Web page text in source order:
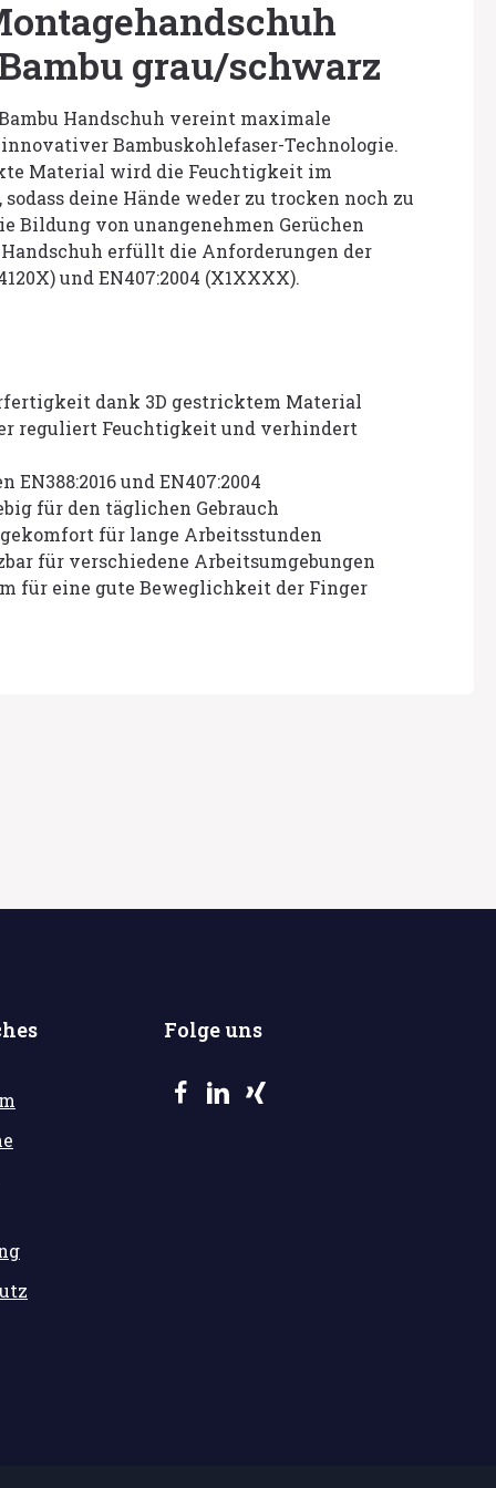
grau/schwarz
Handschuh vereint maximale
Bambuskohlefaser-Technologie.
Material wird die Feuchtigkeit im
deine Hände weder zu trocken noch zu
Bildung von unangenehmen Gerüchen
erfüllt die Anforderungen der
und EN407:2004 (X1XXXX).
dank 3D gestricktem Material
reguliert Feuchtigkeit und verhindert
und EN407:2004
für den täglichen Gebrauch
für lange Arbeitsstunden
für verschiedene Arbeitsumgebungen
für eine gute Beweglichkeit der Finger
Folge uns